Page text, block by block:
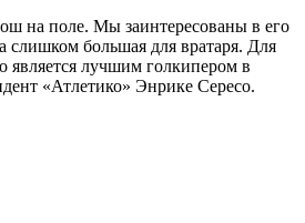
на поле. Мы заинтересованы в его
слишком большая для вратаря. Для
является лучшим голкипером в
«Атлетико» Энрике Сересо.